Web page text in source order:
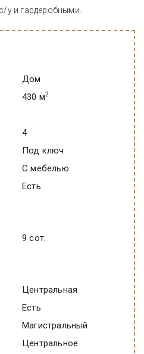
у и гардеробными.
Дом
430 м2
4
под ключ
C мебелью
есть
9 сот.
Центральная
есть
Магистральный
Центральное